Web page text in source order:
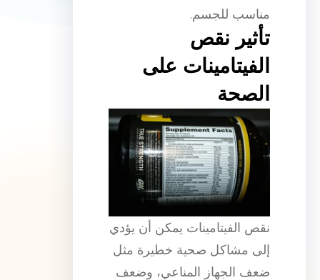
مناسب للجسم.
تأثير نقص
الفيتامينات على
الصحة
نقص الفيتامينات يمكن أن يؤدي
إلى مشاكل صحية خطيرة مثل
ضعف الجهاز المناعي، وضعف